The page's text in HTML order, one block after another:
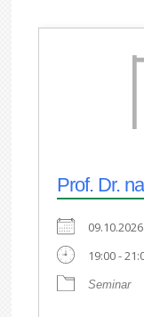
Prof. Dr.
19:00 -
Seminar